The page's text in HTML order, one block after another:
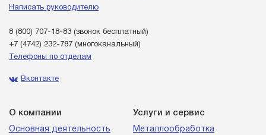
Написать руководителю
8 (800) 707-18-83 (звонок бесплатный)
+7 (4742) 232-787 (многоканальный)
Телефоны по отделам
Вконтакте
О компании
Основная деятельность
Услуги и сервис
Металлообработка